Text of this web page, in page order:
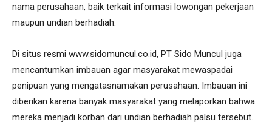
nama perusahaan, baik terkait informasi lowongan pekerjaan
maupun undian berhadiah.
Di situs resmi www.sidomuncul.co.id, PT Sido Muncul juga
mencantumkan imbauan agar masyarakat mewaspadai
penipuan yang mengatasnamakan perusahaan. Imbauan ini
diberikan karena banyak masyarakat yang melaporkan bahwa
mereka menjadi korban dari undian berhadiah palsu tersebut.